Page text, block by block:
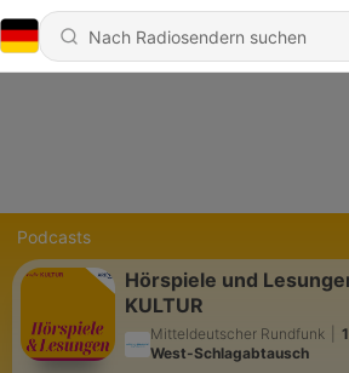
Podcasts
Hörspiele und
KULTUR
Mitteldeutscher Rundfunk
West-Schlagabtausch